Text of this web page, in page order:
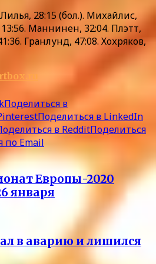
28:15 (бол.). Михайлис,
Маннинен, 32:04. Плэтт,
Гранлунд, 47:08. Хохряков,
Поделиться в
Поделиться в LinkedIn
в RedditПоделиться
по Email
Европы-2020
января
в аварию и лишился